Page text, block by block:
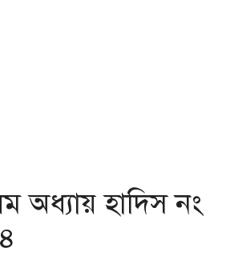
অধ্যায় হাদিস নং